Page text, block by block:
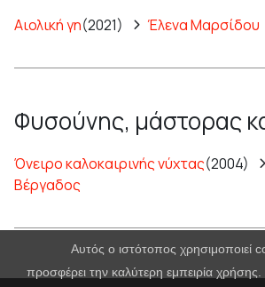
Αιολική γη(2021) Έλενα Μαρσίδου
Φυσούνης, μάστορας
Όνειρο καλοκαιρινής νύχτας(2004)
Βέργαδος
Αυτός ο ιστότοπος χρησιμοποιεί
προσφέρει την καλύτερη εμπειρία